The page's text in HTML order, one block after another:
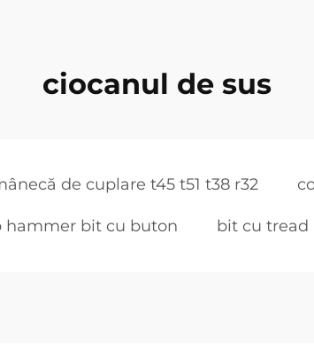
ciocanul de sus
de cuplare t45 t51 t38 r32
hammer bit cu buton bit cu tread